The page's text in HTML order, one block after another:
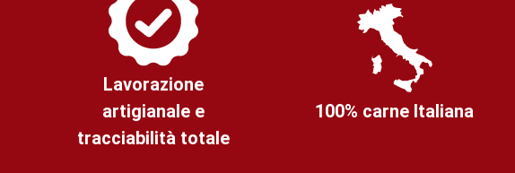
Lavorazione
artigianale e
tracciabilità totale
100% carne Italiana